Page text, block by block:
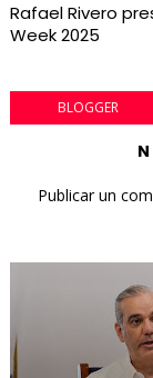
Rafael Rivero
Week 2025
BLOGGER
Publicar un